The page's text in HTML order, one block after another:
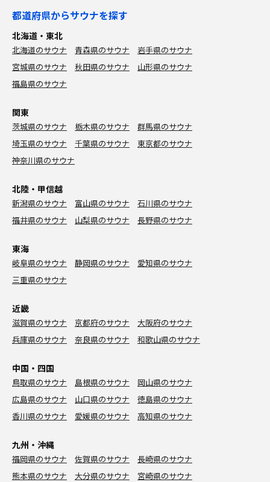
都道府県からサウナを探す
北海道・東北
北海道のサウナ 青森県のサウナ
岩手県のサウナ
宮城県のサウナ
秋田県のサウナ
山形県のサウナ
福島県のサウナ
関東
茨城県のサウナ 栃木県のサウナ
群馬県のサウナ
埼玉県のサウナ
千葉県のサウナ
東京都のサウナ
神奈川県のサウナ
北陸・甲信越
新潟県のサウナ 富山県のサウナ
石川県のサウナ
福井県のサウナ
山梨県のサウナ 長野県のサウナ
東海
岐阜県のサウナ 静岡県のサウナ
愛知県のサウナ
三重県のサウナ
近畿
滋賀県のサウナ 京都府のサウナ
大阪府のサウナ
兵庫県のサウナ
奈良県のサウナ 和歌山県のサウナ
中国・四国
鳥取県のサウナ 島根県のサウナ
岡山県のサウナ
広島県のサウナ
山口県のサウナ
徳島県のサウナ
香川県のサウナ
愛媛県のサウナ 高知県のサウナ
九州・沖縄
福岡県のサウナ 佐賀県のサウナ
長崎県のサウナ
熊本県のサウナ
大分県のサウナ
宮崎県のサウナ